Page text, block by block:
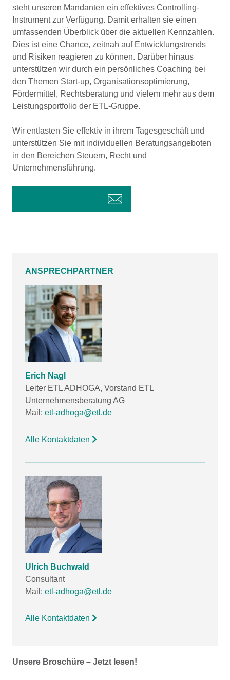
steht unseren Mandanten ein effektives Controlling-
Instrument zur Verfügung. Damit erhalten sie einen
umfassenden Überblick über die aktuellen Kennzahlen.
Dies ist eine Chance, zeitnah auf Entwicklungstrends
und Risiken reagieren zu können. Darüber hinaus
unterstützen wir durch ein persönliches Coaching bei
den Themen Start-up, Organisationsoptimierung,
Fördermittel, Rechtsberatung und vielem mehr aus dem
Leistungsportfolio der ETL-Gruppe.
Wir entlasten Sie effektiv in ihrem Tagesgeschäft und
unterstützen Sie mit individuellen Beratungsangeboten
in den Bereichen Steuern, Recht und
Unternehmensführung.
ANSPRECHPARTNER
Erich Nagl
Leiter ETL ADHOGA, Vorstand ETL
Unternehmensberatung AG
Mail: etl-adhoga@etl.de
Alle Kontaktdaten
Ulrich Buchwald
Consultant
Mail: etl-adhoga@etl.de
Alle Kontaktdaten
Unsere Broschüre – Jetzt lesen!